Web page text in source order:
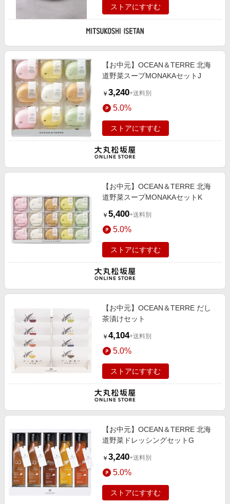
ストアにすすむ
【お中元】OCEAN＆TERRE 北海
道野菜スープMONAKAセットJ
￥ 3,240+送料別
5.0%
ストアにすすむ
【お中元】OCEAN＆TERRE 北海
道野菜スープMONAKAセットK
￥ 5,400+送料別
5.0%
ストアにすすむ
【お中元】OCEAN＆TERRE だし
茶漬けセット
￥ 4,104+送料別
5.0%
ストアにすすむ
【お中元】OCEAN＆TERRE 北海
道野菜ドレッシングセットG
￥ 3,240+送料別
5.0%
ストアにすすむ